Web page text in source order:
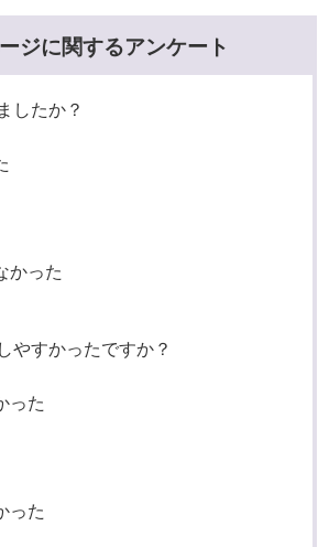
ジに関するアンケート
したか？
かった
やすかったですか？
った
った